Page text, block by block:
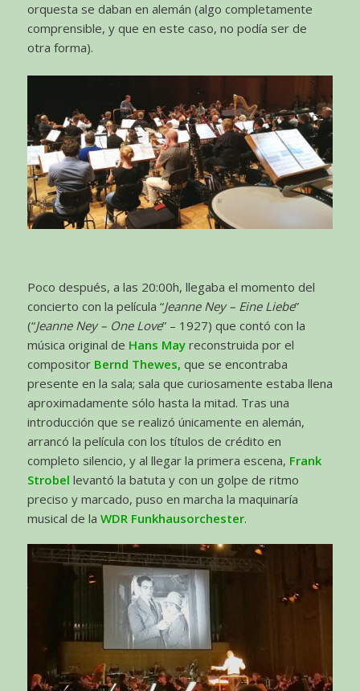
orquesta se daban en alemán (algo completamente
comprensible, y que en este caso, no podía ser de
otra forma).
Poco después, a las 20:00h, llegaba el momento del
concierto con la película “Jeanne Ney – Eine Liebe”
(“Jeanne Ney – One Love” – 1927) que contó con la
música original de Hans Mayreconstruida por el
compositor Bernd Thewes, que se encontraba
presente en la sala; sala que curiosamente estaba llena
aproximadamente sólo hasta la mitad. Tras una
introducción que se realizó únicamente en alemán,
arrancó la película con los títulos de crédito en
completo silencio, y al llegar la primera escena, Frank
Strobel levantó la batuta y con un golpe de ritmo
preciso y marcado, puso en marcha la maquinaría
musical de la WDR Funkhausorchester.